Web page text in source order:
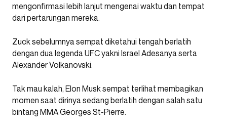
mengonfirmasi lebih lanjut mengenai waktu dan tempat
dari pertarungan mereka.
Zuck sebelumnya sempat diketahui tengah berlatih
dengan dua legenda UFC yakni Israel Adesanya serta
Alexander Volkanovski.
Tak mau kalah, Elon Musk sempat terlihat membagikan
momen saat dirinya sedang berlatih dengan salah satu
bintang MMA Georges St-Pierre.